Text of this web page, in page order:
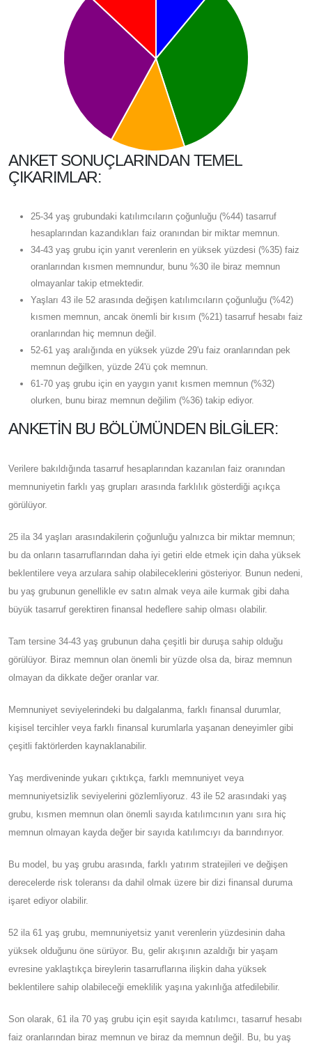
ANKET SONUÇLARINDAN TEMEL
ÇIKARIMLAR:
25-34 yaş grubundaki katılımcıların çoğunluğu (%44) tasarruf
hesaplarından kazandıkları faiz oranından bir miktar memnun.
34-43 yaş grubu için yanıt verenlerin en yüksek yüzdesi (%35) faiz
oranlarından kısmen memnundur, bunu %30 ile biraz memnun
olmayanlar takip etmektedir.
Yaşları 43 ile 52 arasında değişen katılımcıların çoğunluğu (%42)
kısmen memnun, ancak önemli bir kısım (%21) tasarruf hesabı faiz
oranlarından hiç memnun değil.
52-61 yaş aralığında en yüksek yüzde 29'u faiz oranlarından pek
memnun değilken, yüzde 24'ü çok memnun.
61-70 yaş grubu için en yaygın yanıt kısmen memnun (%32)
olurken, bunu biraz memnun değilim (%36) takip ediyor.
ANKETIN BU BÖLÜMÜNDEN BILGILER:
Verilere bakıldığında tasarruf hesaplarından kazanılan faiz oranından
memnuniyetin farklı yaş grupları arasında farklılık gösterdiği açıkça
görülüyor.
25 ila 34 yaşları arasındakilerin çoğunluğu yalnızca bir miktar memnun;
bu da onların tasarruflarından daha iyi getiri elde etmek için daha yüksek
beklentilere veya arzulara sahip olabileceklerini gösteriyor. Bunun nedeni,
bu yaş grubunun genellikle ev satın almak veya aile kurmak gibi daha
büyük tasarruf gerektiren finansal hedeflere sahip olması olabilir.
Tam tersine 34-43 yaş grubunun daha çeşitli bir duruşa sahip olduğu
görülüyor. Biraz memnun olan önemli bir yüzde olsa da, biraz memnun
olmayan da dikkate değer oranlar var.
Memnuniyet seviyelerindeki bu dalgalanma, farklı finansal durumlar,
kişisel tercihler veya farklı finansal kurumlarla yaşanan deneyimler gibi
çeşitli faktörlerden kaynaklanabilir.
Yaş merdiveninde yukarı çıktıkça, farklı memnuniyet veya
memnuniyetsizlik seviyelerini gözlemliyoruz. 43 ile 52 arasındaki yaş
grubu, kısmen memnun olan önemli sayıda katılımcının yanı sıra hiç
memnun olmayan kayda değer bir sayıda katılımcıyı da barındırıyor.
Bu model, bu yaş grubu arasında, farklı yatırım stratejileri ve değişen
derecelerde risk toleransı da dahil olmak üzere bir dizi finansal duruma
işaret ediyor olabilir.
52 ila 61 yaş grubu, memnuniyetsiz yanıt verenlerin yüzdesinin daha
yüksek olduğunu öne sürüyor. Bu, gelir akışının azaldığı bir yaşam
evresine yaklaştıkça bireylerin tasarruflarına ilişkin daha yüksek
beklentilere sahip olabileceği emeklilik yaşına yakınlığa atfedilebilir.
Son olarak, 61 ila 70 yaş grubu için eşit sayıda katılımcı, tasarruf hesabı
faiz oranlarından biraz memnun ve biraz da memnun değil. Bu, bu yaş